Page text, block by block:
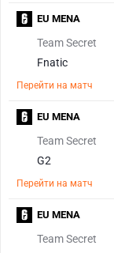
Team Secret
Fnatic
Перейти на матч
EU MENA
Team Secret
G2
Перейти на матч
EU MENA
Team Secret
EU MENA